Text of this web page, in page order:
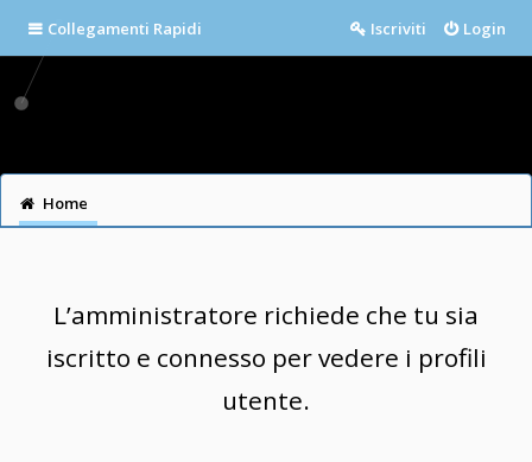
Collegamenti Rapidi Login
Iscriviti
Home
L’amministratore richiede che tu sia
iscritto e connesso per vedere i profili
utente.